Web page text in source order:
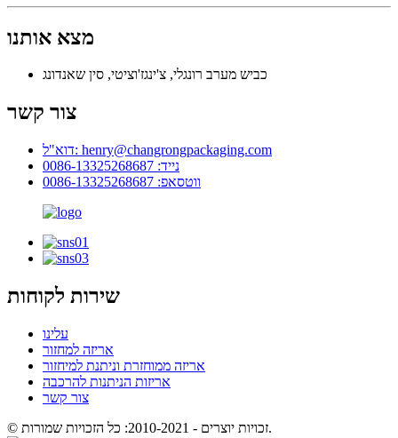
מצא אותנו
כביש מערב רונגלי, צ'ינגז'וציטי, סין שאנדונג
צור קשר
דוא"ל: henry@changrongpackaging.com
נייד: 0086-13325268687
ווטסאפ: 0086-13325268687
שירות לקוחות
עלינו
אריזה למחזור
אריזה ממוחזרת וניתנת למיחזור
אריזות הניתנות להרכבה
צור קשר
© זכויות יוצרים - 2010-2021: כל הזכויות שמורות.